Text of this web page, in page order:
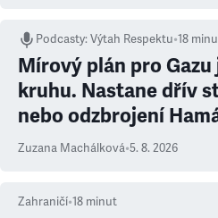
Podcasty:Výtah Respektu•18
Mírový plán pro Gazu
kruhu. Nastane dřív
nebo odzbrojení
Zuzana Machálková•5. 8. 2026
Zahraničí•18 minut